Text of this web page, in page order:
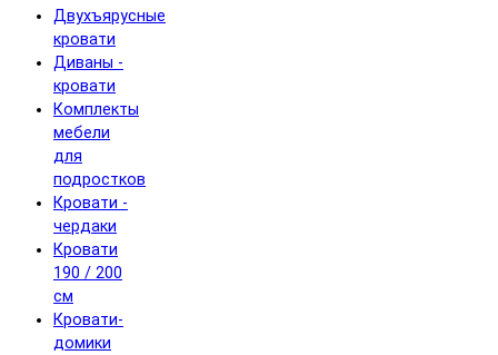
Двухъярусные
кровати
Диваны -
кровати
Комплекты
мебели
для
подростков
Кровати -
чердаки
Кровати
190 / 200
см
Кровати-
домики